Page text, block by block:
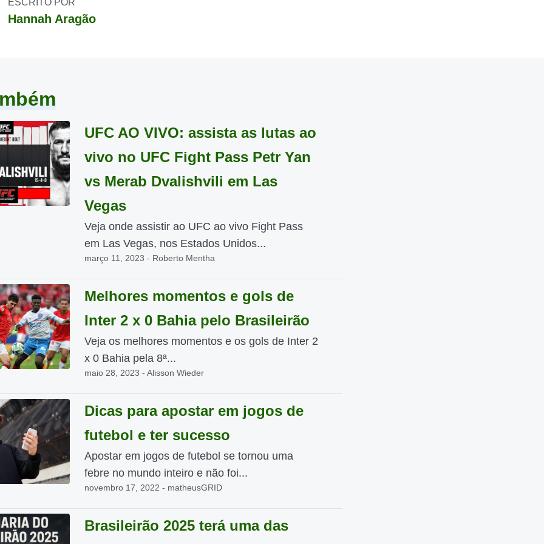
ESCRITO POR
Hannah Aragão
UFC AO VIVO: assista as lutas ao
vivo no UFC Fight Pass Petr Yan
vs Merab Dvalishvili em Las
Vegas
Veja onde assistir ao UFC ao vivo Fight Pass
em Las Vegas, nos Estados Unidos...
março 11, 2023 - Roberto Mentha
Melhores momentos e gols de
Inter 2 x 0 Bahia pelo Brasileirão
Veja os melhores momentos e os gols de Inter 2
x 0 Bahia pela 8ª...
maio 28, 2023 - Alisson Wieder
Dicas para apostar em jogos de
futebol e ter sucesso
Apostar em jogos de futebol se tornou uma
febre no mundo inteiro e não foi...
novembro 17, 2022 - matheusGRID
Brasileirão 2025 terá uma das